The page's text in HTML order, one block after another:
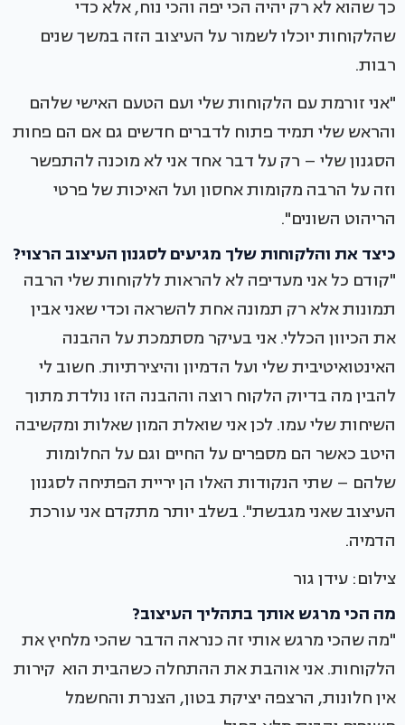
כך שהוא לא רק יהיה הכי יפה והכי נוח, אלא כדי
שהלקוחות יוכלו לשמור על העיצוב הזה במשך שנים
רבות.
"אני זורמת עם הלקוחות שלי ועם הטעם האישי שלהם
והראש שלי תמיד פתוח לדברים חדשים גם אם הם פחות
הסגנון שלי – רק על דבר אחד אני לא מוכנה להתפשר
וזה על הרבה מקומות אחסון ועל האיכות של פרטי
הריהוט השונים".
כיצד את והלקוחות שלך מגיעים לסגנון העיצוב הרצוי?
"קודם כל אני מעדיפה לא להראות ללקוחות שלי הרבה
תמונות אלא רק תמונה אחת להשראה וכדי שאני אבין
את הכיוון הכללי. אני בעיקר מסתמכת על ההבנה
האינטואיטיבית שלי ועל הדמיון והיצירתיות. חשוב לי
להבין מה בדיוק הלקוח רוצה וההבנה הזו נולדת מתוך
השיחות שלי עמו. לכן אני שואלת המון שאלות ומקשיבה
היטב כאשר הם מספרים על החיים וגם על החלומות
שלהם – שתי הנקודות האלו הן יריית הפתיחה לסגנון
העיצוב שאני מגבשת". בשלב יותר מתקדם אני עורכת
הדמיה.
צילום: עידן גור
מה הכי מרגש אותך בתהליך העיצוב?
"מה שהכי מרגש אותי זה כנראה הדבר שהכי מלחיץ את
הלקוחות. אני אוהבת את ההתחלה כשהבית הוא קירות
אין חלונות, הרצפה יציקת בטון, הצנרת והחשמל